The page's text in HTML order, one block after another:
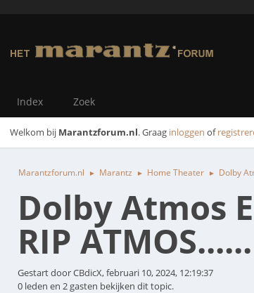
Index Zoek
Welkom bij Marantzforum.nl. Graag inloggen of
Marantzforum.nl ► Marantz ► Home Theater ► Dolby
Dolby Atmos
RIP ATMOS......
Gestart door CBdicX, februari 10, 2024, 12:19:37
0 leden en 2 gasten bekijken dit topic.